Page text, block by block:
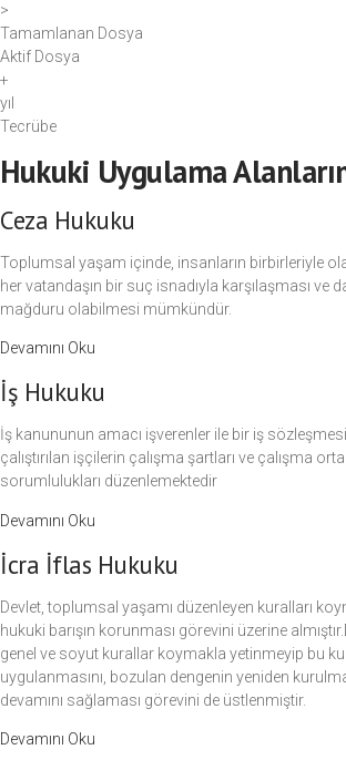
>
Tamamlanan Dosya
Aktif Dosya
+
yıl
Tecrübe
Hukuki Uygulama
Ceza Hukuku
Toplumsal yaşam içinde, insanların birbirleriyle
her vatandaşın bir suç isnadıyla karşılaşması ve
mağduru olabilmesi mümkündür.
Devamını Oku
İş Hukuku
İş kanununun amacı işverenler ile bir iş
çalıştırılan işçilerin çalışma şartları ve çalışma
sorumlulukları düzenlemektedir
Devamını Oku
İcra İflas Hukuku
Devlet, toplumsal yaşamı düzenleyen kuralları
hukuki barışın korunması görevini üzerine
genel ve soyut kurallar koymakla yetinmeyip bu
uygulanmasını, bozulan dengenin yeniden
devamını sağlaması görevini de üstlenmiştir.
Devamını Oku